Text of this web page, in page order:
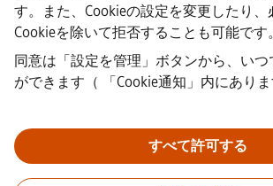
す。また、Cookieの設定を変更したり、
Cookieを除いて拒否することも可能です。
同意は「設定を管理」ボタンから、いつ
ができます（
「Cookie通知」内にありま
すべて許可する
·
利用規約
デジタルID
重要なお知らせ：
採用をご希望の皆様へ：シ